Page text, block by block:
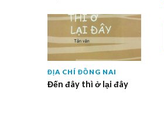
ĐỊA CHÍ ĐỒNG NAI
Đến đây thì ở lại đây